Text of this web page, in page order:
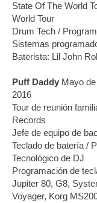
State Of The World
World Tour
Drum Tech /
Sistemas
Baterista: Lil John
Puff Daddy Mayo
2016
Tour de reunión
Records
Jefe de equipo de
Teclado de batería /
Tecnológico de DJ
Programación de
Jupiter 80, G8,
Voyager, Korg